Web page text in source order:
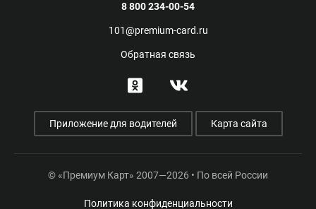
8 800 234-00-54
101@premium-card.ru
Обратная связь
Приложение для водителей Карта сайта
© «Премиум Карт» 2007—2026 • По всей России
Политика конфиденциальности